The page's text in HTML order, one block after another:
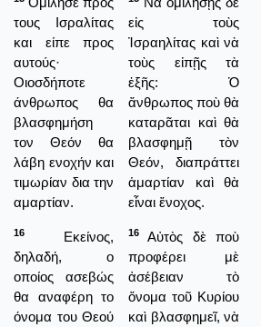
τους Ισραλίτας
και είπε προς
αυτούς·
Οιοσδήποτε
άνθρωπος θα
βλασφημήση
τον Θεόν θα
λάβη ενοχήν και
τιμωρίαν δια την
αμαρτίαν.
εἰς τοὺς
Ἰσραηλίτας καὶ νὰ
τοὺς εἰπῇς τὰ
ἑξῆς: Ὁ
ἄνθρωπος ποὺ θὰ
καταρᾶται καὶ θὰ
βλασφημῇ τὸν
Θεόν, διαπράττει
ἁμαρτίαν καὶ θὰ
εἶναι ἔνοχος.
16
Εκείνος,
δηλαδή, ο
οποίος ασεβώς
θα αναφέρη το
όνομα του Θεού
16
Αὐτὸς δὲ ποὺ
προφέρει μὲ
ἀσέβειαν τὸ
ὄνομα τοῦ Κυρίου
καὶ βλασφημεῖ, νὰ